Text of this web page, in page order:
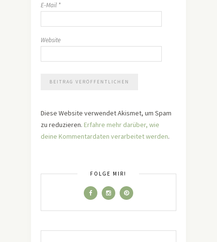
E-Mail *
Website
Diese Website verwendet Akismet, um Spam
zu reduzieren. Erfahre mehr darüber, wie
deine Kommentardaten verarbeitet werden.
FOLGE MIR!